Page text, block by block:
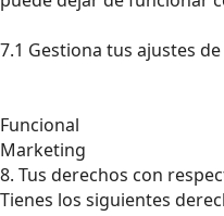
7.1 Gestiona tus ajustes
Funcional
Marketing
8. Tus derechos con
Tienes los siguientes